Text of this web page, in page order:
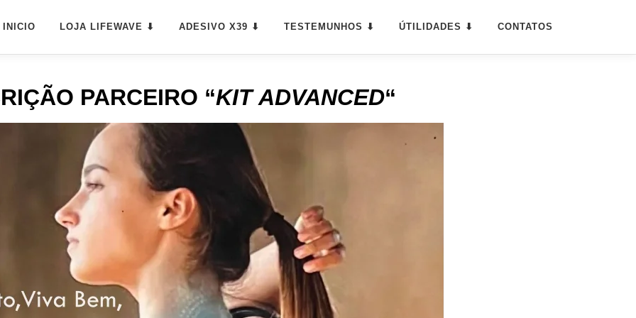
INICIO LOJA LIFEWAVE ⬇ ADESIVO X39 ⬇ TESTEMUNHOS ⬇ ÚTILIDADES ⬇ CONTATOS
PARCEIRO “KIT ADVANCED“